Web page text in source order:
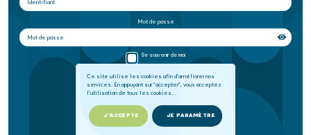
Ce site utilise les cookies afin d'améliorer nos
services. En appuyant sur "accepter", vous acceptez
l'utilisation de tous les cookies.
J'ACCEPTE JE PARAMÈTRE
Mot de passe
Se souvenir de moi
SE CONNECTER
Mot de passe oublié